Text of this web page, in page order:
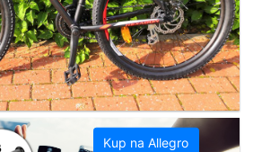
Kup na Allegro